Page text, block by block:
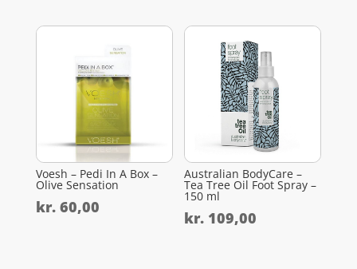
Voesh – Pedi In A Box –
Olive Sensation
kr.60,00
Australian BodyCare –
Tea Tree Oil Foot Spray –
150 ml
kr. 109,00